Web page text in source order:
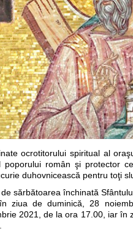
ocrotitorului spiritual al
poporului român şi protector
duhovnicească pentru toţi
sărbătoarea închinată
ziua de duminică, 28
2021, de la ora 17.00, iar